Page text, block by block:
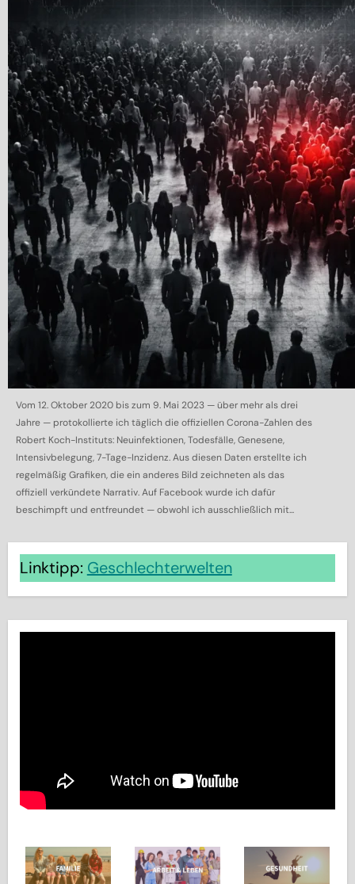
Vom 12. Oktober 2020 bis zum 9. Mai 2023 — über mehr als drei
Jahre — protokollierte ich täglich die offiziellen Corona-Zahlen des
Robert Koch-Instituts: Neuinfektionen, Todesfälle, Genesene,
Intensivbelegung, 7-Tage-Inzidenz. Aus diesen Daten erstellte ich
regelmäßig Grafiken, die ein anderes Bild zeichneten als das
offiziell verkündete Narrativ. Auf Facebook wurde ich dafür
beschimpft und entfreundet — obwohl ich ausschließlich mit...
Linktipp: Geschlechterwelten